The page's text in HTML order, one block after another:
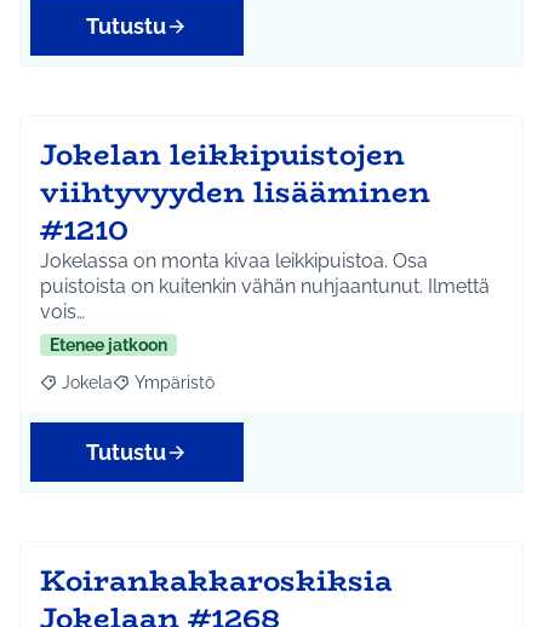
Tutustu
Jokelan leikkipuistojen
viihtyvyyden lisääminen
#1210
Jokelassa on monta kivaa leikkipuistoa. Osa
puistoista on kuitenkin vähän nuhjaantunut. Ilmettä
vois…
Etenee jatkoon
Rajaa tulokset aihepiirin mukaan: Jokela
Jokela Rajaa tulokset teeman mukaan: Ympäristö
Ympäristö
Tutustu
Koirankakkaroskiksia